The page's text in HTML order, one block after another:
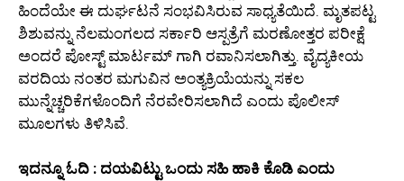
ಹಿಂದೆಯೇ ಈ ದುರ್ಘಟನೆ ಸಂಭವಿಸಿರುವ ಸಾಧ್ಯತೆಯಿದೆ. ಮೃತಪಟ್ಟ
ಶಿಶುವನ್ನು ನೆಲಮಂಗಲದ ಸರ್ಕಾರಿ ಆಸ್ಪತ್ರೆಗೆ ಮರಣೋತ್ತರ ಪರೀಕ್ಷೆ
ಅಂದರೆ ಪೋಸ್ಟ್ ಮಾರ್ಟಮ್ ಗಾಗಿ ರವಾನಿಸಲಾಗಿತ್ತು. ವೈದ್ಯಕೀಯ
ವರದಿಯ ನಂತರ ಮಗುವಿನ ಅಂತ್ಯಕ್ರಿಯೆಯನ್ನು ಸಕಲ
ಮುನ್ನೆಚ್ಚರಿಕೆಗಳೊಂದಿಗೆ ನೆರವೇರಿಸಲಾಗಿದೆ ಎಂದು ಪೊಲೀಸ್
ಮೂಲಗಳು ತಿಳಿಸಿವೆ.
ಇದನ್ನೂ ಓದಿ : ದಯವಿಟ್ಟು ಒಂದು ಸಹಿ ಹಾಕಿ ಕೊಡಿ ಎಂದು